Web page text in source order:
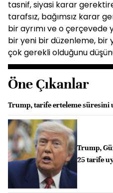
tasnif, siyasi karar
tarafsız, bağımsız karar
bir ayrımı ve o çerçevede
bir yeni bir düzenleme, bir
çok gerekli olduğunu
Öne Çıkanlar
Trump, tarife erteleme süresini
Trump,
25 tarife